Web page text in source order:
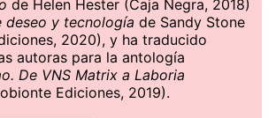
de Helen Hester (Caja Negra, 2018)
deseo y tecnología de Sandy Stone
2020), y ha traducido
autoras para la antología
De VNS Matrix a Laboria
Ediciones, 2019).